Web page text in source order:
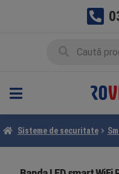
Sisteme de securitate